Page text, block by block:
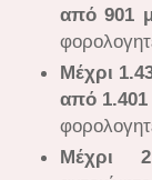
από 901
Μέχρι
από 1.401
Μέχρι